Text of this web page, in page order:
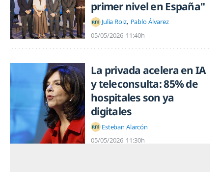
primer nivel en España"
Julia Roiz Pablo Álvarez
05/05/2026 11:40h
La privada acelera en IA
y teleconsulta: 85% de
hospitales son ya
digitales
Esteban Alarcón
05/05/2026 11:30h